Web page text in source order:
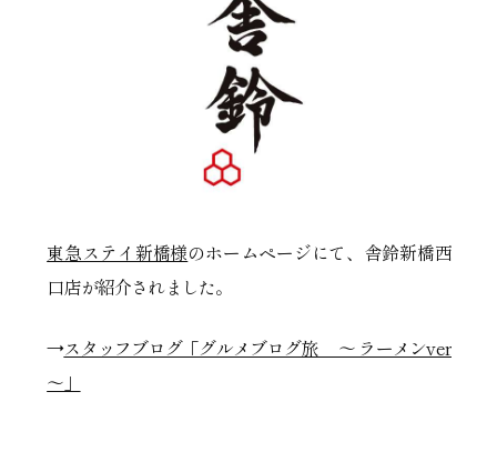
東急ステイ新橋様のホームページにて、舎鈴新橋西
口店が紹介されました。
→スタッフブログ「グルメブログ旅 ～ ラーメンver
～」